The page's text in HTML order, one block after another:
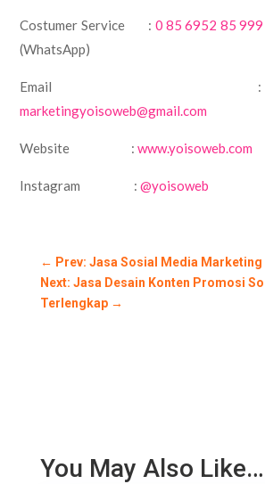
Costumer Service : 0 85 6952 85 999
(WhatsApp)
Email :
marketingyoisoweb@gmail.com
Website :www.yoisoweb.com
Instagram :@yoisoweb
← Prev: Jasa Sosial Media Marketing
Next: Jasa Desain Konten Promosi
Terlengkap→
You May Also Like…